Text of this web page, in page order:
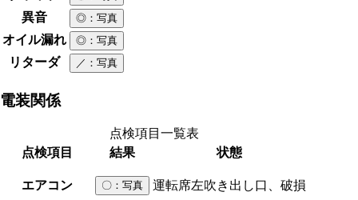
異音 ◎ ：写真
オイル漏れ ◎ ：写真
リターダ ／ ：写真
電装関係
点検項目一覧表
点検項目
結果 状態
エアコン 〇 ：写真 運転席左吹き出し口、破損